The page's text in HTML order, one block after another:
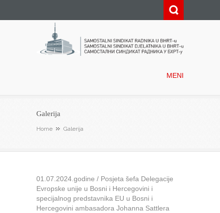
MENI
Galerija
Home Galerija
01.07.2024.godine / Posjeta šefa Delegacije
Evropske unije u Bosni i Hercegovini i
specijalnog predstavnika EU u Bosni i
Hercegovini ambasadora Johanna Sattlera